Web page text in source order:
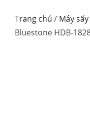
Trang chủ / Máy
Bluestone HDB-